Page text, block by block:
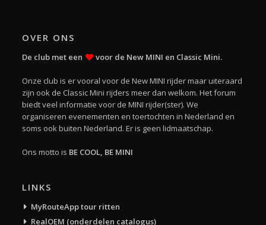
OVER ONS
De club met een voor de New MINI en Classic Mini.
Onze club is er vooral voor de New MINI rijder maar uiteraard
zijn ook de Classic Mini rijders meer dan welkom. Het forum
biedt veel informatie voor de MINI rijder(ster). We
organiseren evenementen en toertochten in Nederland en
soms ook buiten Nederland. Er is geen lidmaatschap.
Ons motto is BE COOL, BE MINI
LINKS
MyRouteApp tour ritten
RealOEM (onderdelen catalogus)